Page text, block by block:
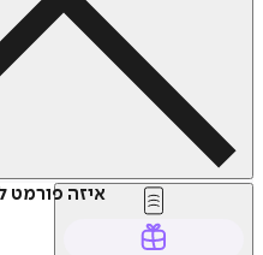
איזה פורמט